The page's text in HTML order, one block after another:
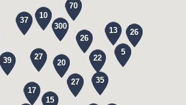
35
70
27
26
37
17
20
15
22
300
27
39
13 26
10
5